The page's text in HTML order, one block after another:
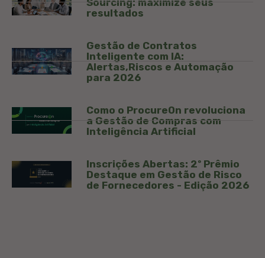
resultados
Gestão de Contratos
Inteligente com IA:
Alertas,Riscos e Automação
para 2026
Como o ProcureOn revoluciona
a Gestão de Compras com
Inteligência Artificial
Inscrições Abertas: 2º Prêmio
Destaque em Gestão de Risco
de Fornecedores - Edição 2026